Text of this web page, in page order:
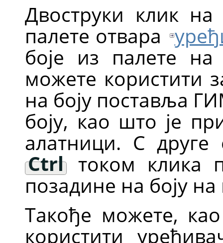
Двоструки клик
палете отвара
боје из палете
можете користити
на боју поставља
боју, као што је
алатници. С друге
Ctrlтоком клика
позадине на боју на
Такође можете,
користити